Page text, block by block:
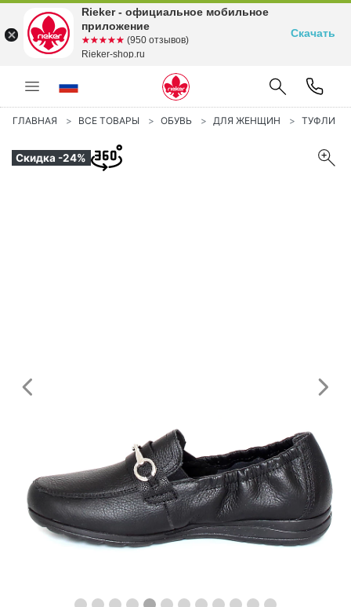
ГЛАВНАЯ ВСЕ ТОВАРЫ ОБУВЬ ДЛЯ ЖЕНЩИН ТУФЛИ
Скидка -24%
Предыдущий
Rieker - официальное мобильное
приложение
☆☆☆☆☆
★★★★★ (950 отзывов)
Rieker-shop.ru
Скачать